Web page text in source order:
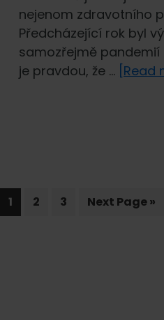
nejenom zdravotního
Předcházející rok byl
samozřejmě pandemií
je pravdou, že … [Read
Page
1 Page
2 Page
3
Go
Next Page »